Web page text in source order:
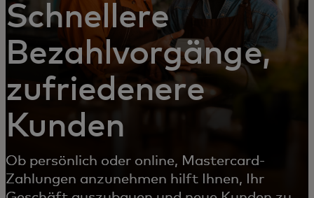
Schnellere
Bezahlvorgänge,
zufriedenere
Kunden
Ob persönlich oder online, Mastercard-
Zahlungen anzunehmen hilft Ihnen, Ihr